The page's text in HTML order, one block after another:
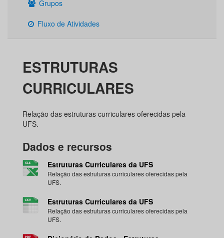
Grupos
Fluxo de Atividades
ESTRUTURAS
CURRICULARES
Relação das estruturas curriculares oferecidas pela
UFS.
Dados e recursos
Estruturas Curriculares da UFS
Relação das estruturas curriculares oferecidas pela
UFS.
Estruturas Curriculares da UFS
Relação das estruturas curriculares oferecidas pela
UFS.